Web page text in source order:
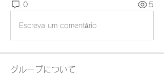
0 5
Escreva um comentário
グループについて